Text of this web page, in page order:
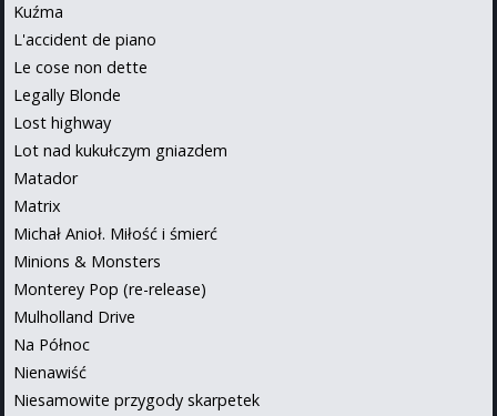
Kuźma
L'accident de piano
Le cose non dette
Legally Blonde
Lost highway
Lot nad kukułczym gniazdem
Matador
Matrix
Michał Anioł. Miłość i śmierć
Minions & Monsters
Monterey Pop (re-release)
Mulholland Drive
Na Północ
Nienawiść
Niesamowite przygody skarpetek